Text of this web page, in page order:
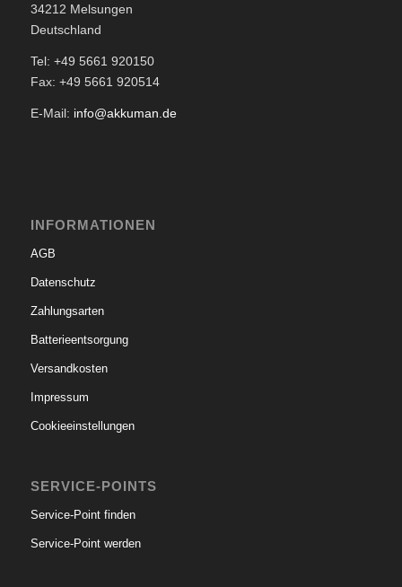
34212 Melsungen
Deutschland
Tel: +49 5661 920150
Fax: +49 5661 920514
E-Mail: info@akkuman.de
INFORMATIONEN
AGB
Datenschutz
Zahlungsarten
Batterieentsorgung
Versandkosten
Impressum
Cookieeinstellungen
SERVICE-POINTS
Service-Point finden
Service-Point werden